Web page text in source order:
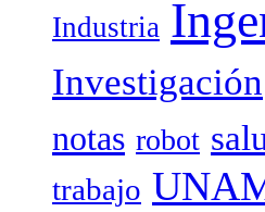
Industria
Investigación
notas robot
trabajo